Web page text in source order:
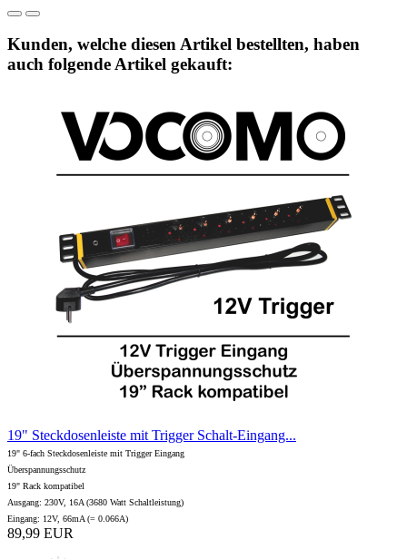
Kunden, welche diesen Artikel bestellten, haben
auch folgende Artikel gekauft:
19" Steckdosenleiste mit Trigger Schalt-Eingang...
19" 6-fach Steckdosenleiste mit Trigger Eingang
Überspannungsschutz
19" Rack kompatibel
Ausgang: 230V, 16A (3680 Watt Schaltleistung)
Eingang: 12V, 66mA (= 0.066A)
89,99 EUR